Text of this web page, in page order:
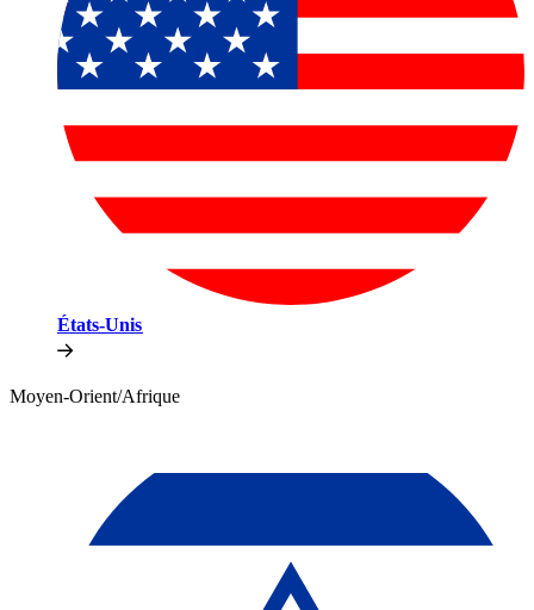
États-Unis​​
Moyen-Orient/Afrique​​